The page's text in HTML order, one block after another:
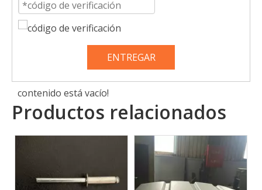
ENTREGAR
contenido está vacío!
Productos relacionados